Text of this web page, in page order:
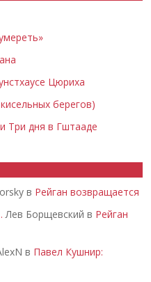
Цюриха
берегов)
Три дня в Гштааде
в Рейган возвращается
Лев Борщевский в Рейган
в Павел Кушнир: